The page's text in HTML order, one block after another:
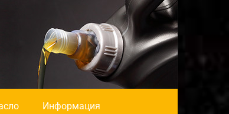
Информация